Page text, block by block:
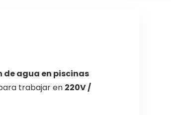
agua en piscinas
trabajar en 220V /